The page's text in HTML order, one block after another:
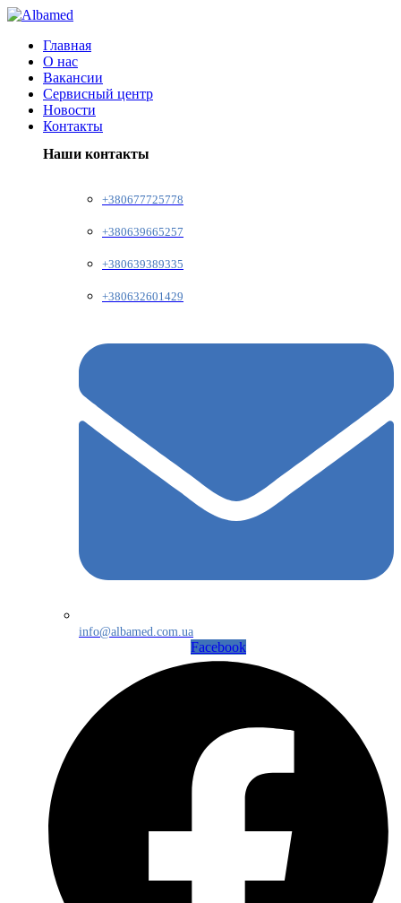
Главная
О нас
Вакансии
Сервисный центр
Новости
Контакты
Наши контакты
+380677725778
+380639665257
+380639389335
+380632601429
info@albamed.com.ua
Facebook